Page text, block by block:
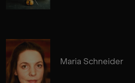
Maria Schneider